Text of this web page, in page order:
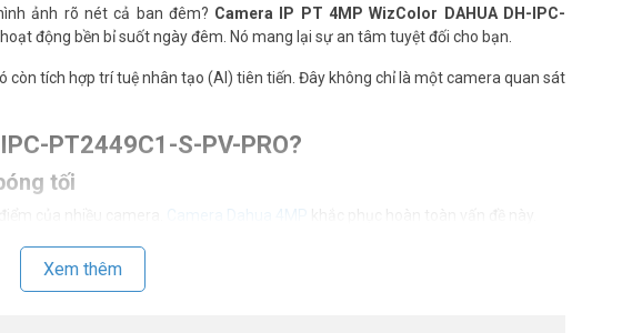
ảnh rõ nét cả ban đêm? Camera IP PT 4MP WizColor DAHUA DH-IPC-
động bền bỉ suốt ngày đêm. Nó mang lại sự an tâm tuyệt đối cho bạn.
còn tích hợp trí tuệ nhân tạo (AI) tiên tiến. Đây không chỉ là một camera quan sát
PT2449C1-S-PV-PRO?
tối
của nhiều camera. Camera Dahua 4MP khắc phục hoàn toàn vấn đề này.
ảnh full color ngay trong bóng tối. Bạn sẽ nhận diện chính xác màu sắc trang
Xem thêm